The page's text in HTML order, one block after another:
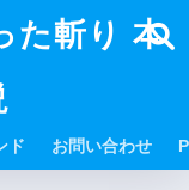
た斬り 本
ド お問い合わせ